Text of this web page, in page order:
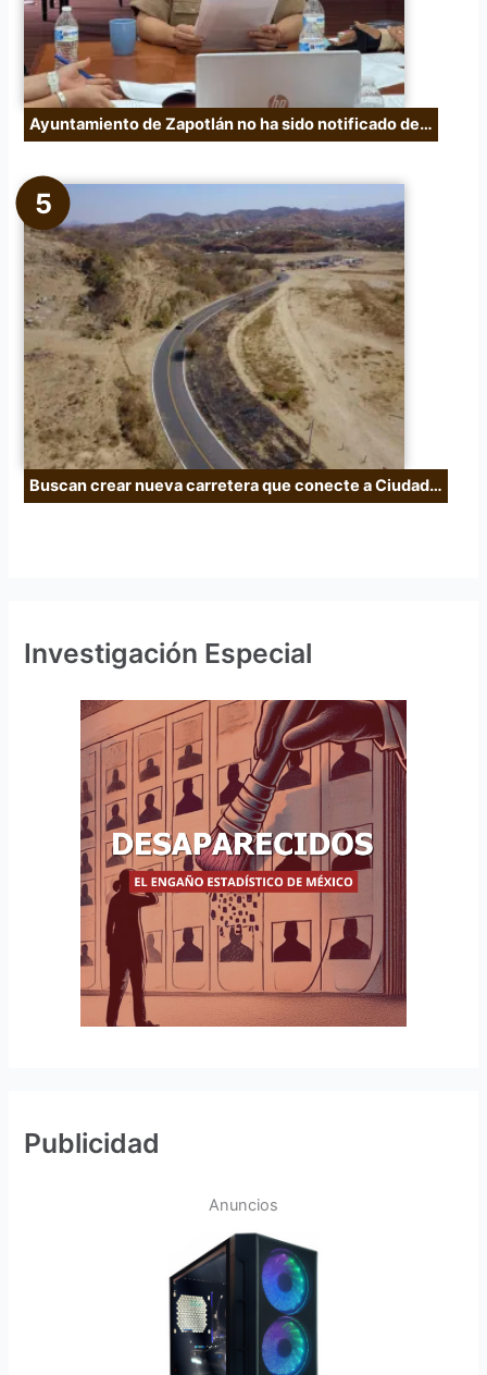
Ayuntamiento de Zapotlán no ha sido notificado de…
Buscan crear nueva carretera que conecte a Ciudad…
Investigación Especial
Publicidad
Anuncios